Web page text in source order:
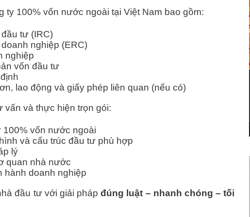
ty 100% vốn nước ngoài tại Việt Nam bao gồm:
tư (IRC)
nghiệp (ERC)
nghiệp
vốn đầu tư
lao động và giấy phép liên quan (nếu có)
vấn và thực hiện trọn gói:
100% vốn nước ngoài
và cấu trúc đầu tư phù hợp
lý
quan nhà nước
hành doanh nghiệp
đầu tư với giải phápđúng luật – nhanh chóng – tối